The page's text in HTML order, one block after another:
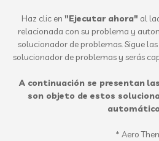
Haz clic en "Ejecutar ahora" al
relacionada con su problema y
solucionador de problemas.Sigue las
solucionador de problemas y serás
A continuación se presentan
son objeto de estos
* Aero